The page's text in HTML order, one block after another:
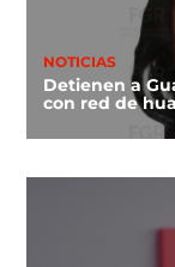
NOTICIAS
Detienen a
con red de